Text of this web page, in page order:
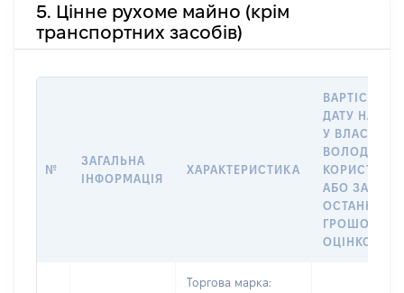
5. Цінне рухоме майно (крім
транспортних засобів)
№
ЗАГАЛЬНА
ІНФОРМАЦІЯ
ХАРАКТЕРИСТИКА
ВАРТІСТЬ НА
ДАТУ
У
ВОЛОДІННЯ
АБО ЗА
ГРОШОВОЮ
ОЦІНКОЮ
Торгова марка: